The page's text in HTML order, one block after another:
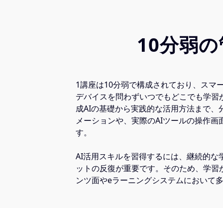
10分弱
1講座は10分弱で構成されており、スマ
デバイスを問わずいつでもどこでも学
成AIの基礎から実践的な活用方法まで
メーションや、実際のAIツールの操作
す。
AI活用スキルを習得するには、継続的な
ットの反復が重要です。そのため、学
ンツ面やeラーニングシステムにおいて